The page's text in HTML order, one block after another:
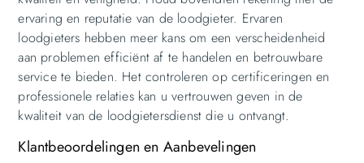
ervaring en reputatie van de loodgieter. Ervaren
loodgieters hebben meer kans om een ​​verscheidenheid
aan problemen efficiënt af te handelen en betrouwbare
service te bieden. Het controleren op certificeringen en
professionele relaties kan u vertrouwen geven in de
kwaliteit van de loodgietersdienst die u ontvangt.
Klantbeoordelingen en Aanbevelingen